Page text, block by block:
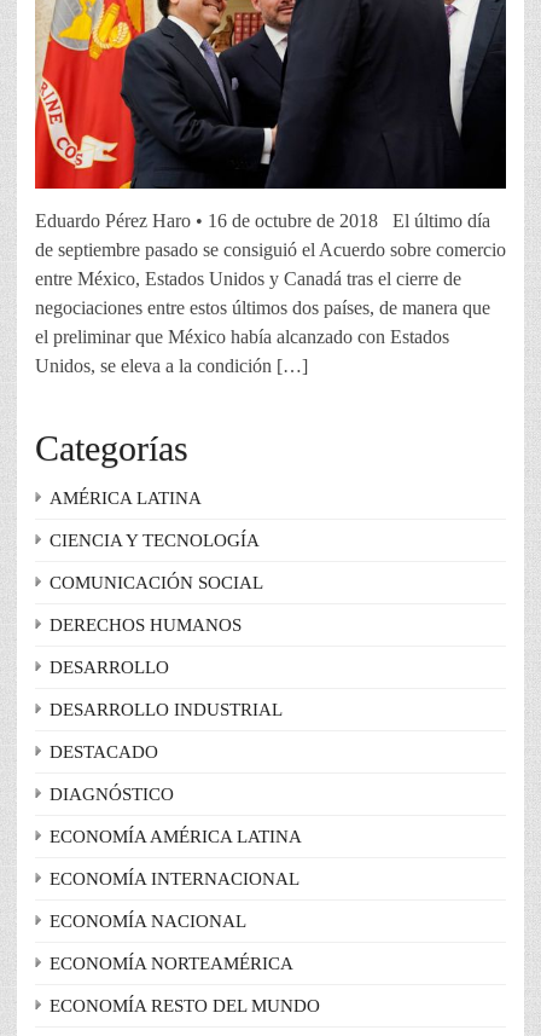
Eduardo Pérez Haro • 16 de octubre de 2018 El último día
de septiembre pasado se consiguió el Acuerdo sobre comercio
entre México, Estados Unidos y Canadá tras el cierre de
negociaciones entre estos últimos dos países, de manera que
el preliminar que México había alcanzado con Estados
Unidos, se eleva a la condición […]
Categorías
AMÉRICA LATINA
CIENCIA Y TECNOLOGÍA
COMUNICACIÓN SOCIAL
DERECHOS HUMANOS
DESARROLLO
DESARROLLO INDUSTRIAL
DESTACADO
DIAGNÓSTICO
ECONOMÍA AMÉRICA LATINA
ECONOMÍA INTERNACIONAL
ECONOMÍA NACIONAL
ECONOMÍA NORTEAMÉRICA
ECONOMÍA RESTO DEL MUNDO